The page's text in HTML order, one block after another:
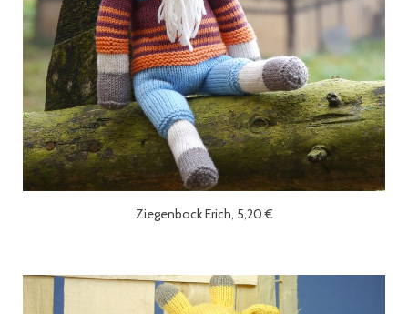
Ziegenbock Erich, 5,20 €